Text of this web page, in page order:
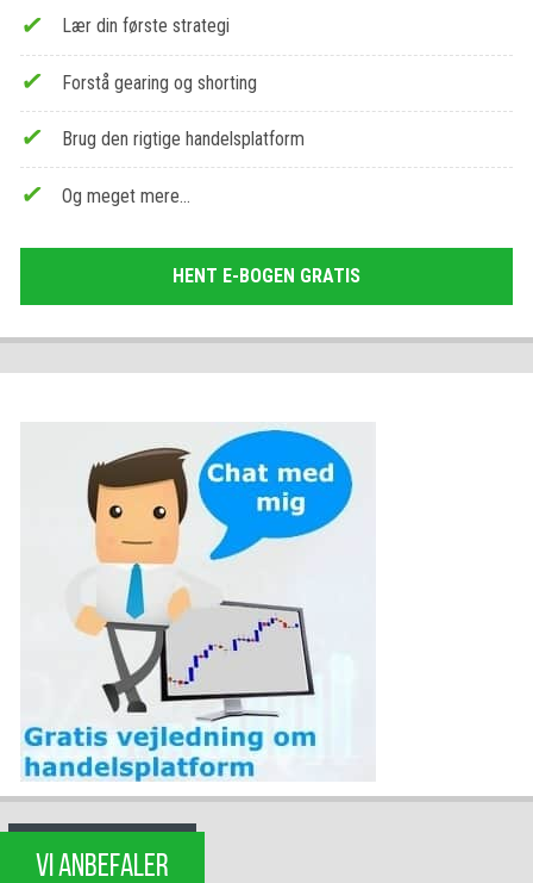
Lær din første strategi
Forstå gearing og shorting
Brug den rigtige handelsplatform
Og meget mere…
HENT E-BOGEN GRATIS
VI ANBEFALER